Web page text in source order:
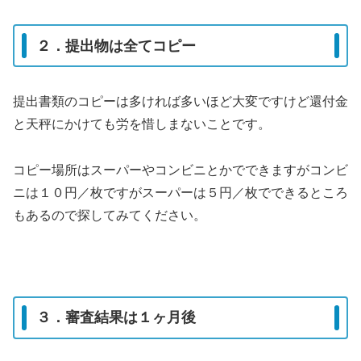
２．提出物は全てコピー
提出書類のコピーは多ければ多いほど大変ですけど還付金
と天秤にかけても労を惜しまないことです。
コピー場所はスーパーやコンビニとかでできますがコンビ
ニは１０円／枚ですがスーパーは５円／枚でできるところ
もあるので探してみてください。
３．審査結果は１ヶ月後